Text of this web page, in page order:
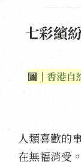
七彩繽
圖｜ 香港
人類喜歡的
在無福消受